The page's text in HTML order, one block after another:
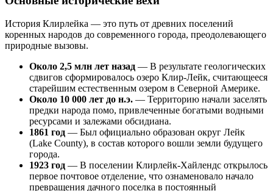
История Клирлейка — это путь от древних поселений
коренных народов до современного города, преодолевающего
природные вызовы.
Около 2,5 млн лет назад — В результате геологических
сдвигов сформировалось озеро Клир-Лейк, считающееся
старейшим естественным озером в Северной Америке.
Около 10 000 лет до н.э. — Территорию начали заселять
предки народа помо, привлеченные богатыми водными
ресурсами и залежами обсидиана.
1861 год — Был официально образован округ Лейк
(Lake County), в состав которого вошли земли будущего
города.
1923 год — В поселении Клирлейк-Хайлендс открылось
первое почтовое отделение, что ознаменовало начало
превращения дачного поселка в постоянный